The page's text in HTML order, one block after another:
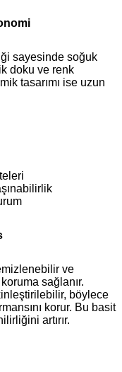
sayesinde soğuk
doku ve renk
tasarımı ise uzun
ve
sağlanır.
böylece
korur. Bu basit
artırır.